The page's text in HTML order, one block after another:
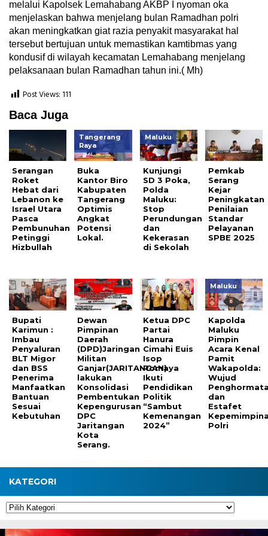
melalui Kapolsek Lemahabang AKBP I nyoman oka
menjelaskan bahwa menjelang bulan Ramadhan polri
akan meningkatkan giat razia penyakit masyarakat hal
tersebut bertujuan untuk memastikan kamtibmas yang
kondusif di wilayah kecamatan Lemahabang menjelang
pelaksanaan bulan Ramadhan tahun ini.( Mh)
Post Views: 111
Baca Juga
Serangan
Roket
Hebat dari
Lebanon ke
Israel Utara
Pasca
Pembunuhan
Petinggi
Hizbullah
Tangerang
Raya
Buka
Kantor Biro
Kabupaten
Tangerang
Optimis
Angkat
Potensi
Lokal.
Maluku
Kunjungi
SD 3 Poka,
Polda
Maluku:
Stop
Perundungan
dan
Kekerasan
di Sekolah
Pemkab
Serang
Kejar
Peningkatan
Penilaian
Standar
Pelayanan
SPBE 2025
Bupati
Karimun :
Imbau
Penyaluran
BLT Migor
dan BSS
Penerima
Manfaatkan
Bantuan
Sesuai
Kebutuhan
Dewan
Pimpinan
Daerah
(DPD)Jaringan
Militan
Ganjar(JARITANGAN)
lakukan
Konsolidasi
Pembentukan
Kepengurusan
DPC
Jaritangan
Kota
Serang.
Ketua DPC
Partai
Hanura
Cimahi Euis
Isop
Romaya
Ikuti
Pendidikan
Politik
“Sambut
Kemenangan
2024”
Maluku
Kapolda
Maluku
Pimpin
Acara Kenal
Pamit
Wakapolda:
Wujud
dan
Estafet
Polri
KATEGORI
Kategori